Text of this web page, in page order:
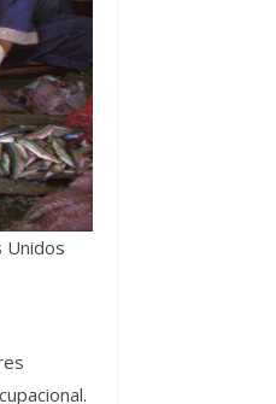
Unidos